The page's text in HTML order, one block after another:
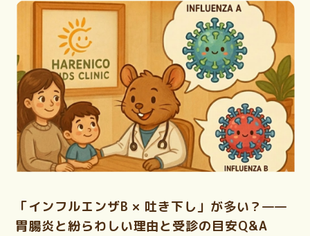
「インフルエンザB × 吐き下し」が多い？——
胃腸炎と紛らわしい理由と受診の目安Q&A